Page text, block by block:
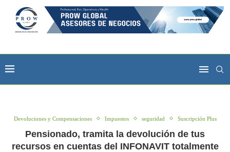
Devoluciones y Compensaciones Impuestos seguridad Suscripción Plus
Pensionado, tramita la devolución de tus
recursos en cuentas del INFONAVIT totalmente